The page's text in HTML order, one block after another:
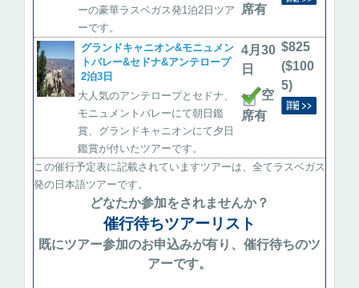
ーの豪華ラスベガス発1泊2日ツア
ーです。
席有
グランドキャニオン&モニュメン
トバレー&セドナ&アンテロープ
2泊3日
大人気のアンテロープとセドナ、
モニュメントバレーにて朝日鑑
賞、グランドキャニオンにて夕日
鑑賞が付いたツアーです。
4月30
日
空
席有
$825
($100
5)
この催行予定表に記載されていますツアーは、全てラスベガス
発の日本語ツアーです。
どなたか参加をされませんか？
催行待ちツアーリスト
既にツアー参加のお申込みが有り、催行待ちのツ
アーです。